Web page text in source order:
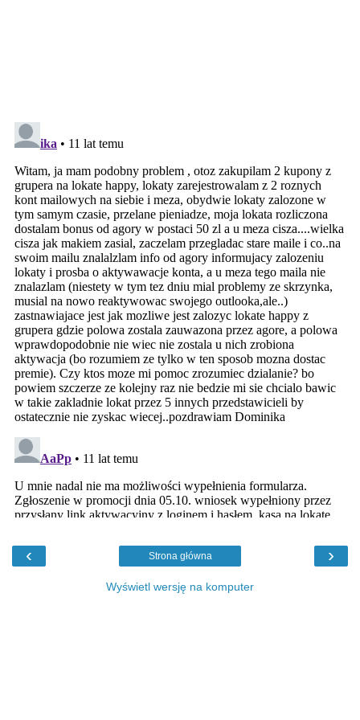
‹ ›
Strona główna
Wyświetl wersję na komputer